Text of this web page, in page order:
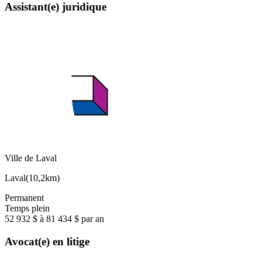
Assistant(e) juridique
Ville de Laval
Laval(10,2km)
Permanent
Temps plein
52 932 $ à 81 434 $ par an
Avocat(e) en litige